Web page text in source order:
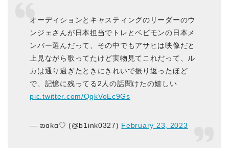
オーディションとキャスティングのリーダーのウ
ンジェさんが日本担当でトレとベビモンの日本メ
ンバー選んだって、その中でもアサヒは映像だと
上見ながら歌ってたけど実物見てこれだって、ル
カは通り過ぎたときにきれいで振り返ったほど
で、記憶に残ってる2人の話聞けたの嬉しい
pic.twitter.com/QgkVoEc9Gs
— ᨰɑƙɑ♡ (@b1ink0327) February 23, 2023